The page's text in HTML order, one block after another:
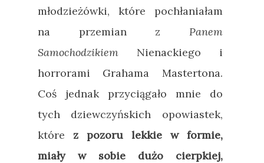
młodzieżówki, które pochłaniałam
na przemian z Panem
Samochodzikiem Nienackiego i
horrorami Grahama Mastertona.
Coś jednak przyciągało mnie do
tych dziewczyńskich opowiastek,
które z pozoru lekkie w formie,
miały w sobie dużo cierpkiej,